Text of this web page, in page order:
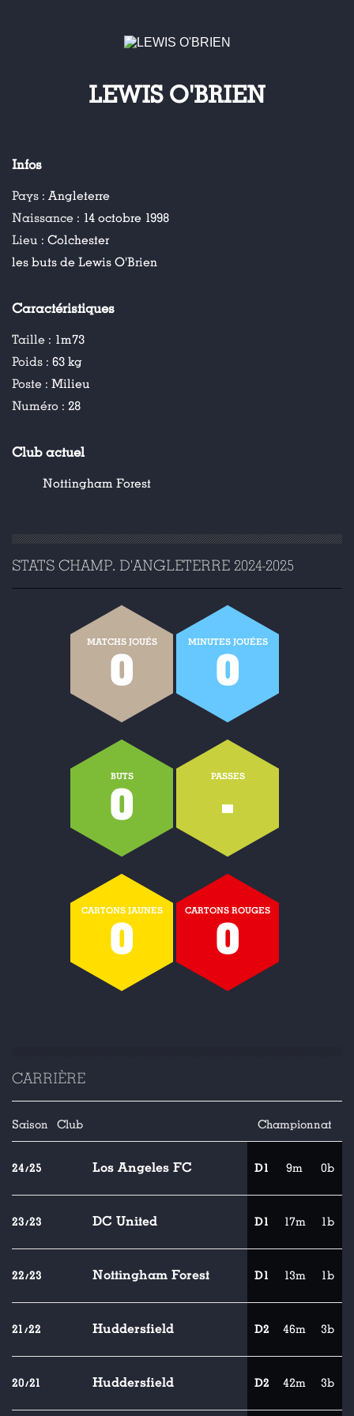
LEWIS O'BRIEN
Infos
Pays : Angleterre
Naissance : 14 octobre 1998
Lieu : Colchester
les buts de Lewis O'Brien
Caractéristiques
Taille : 1m73
Poids : 63 kg
Poste : Milieu
Numéro : 28
Club actuel
Nottingham Forest
STATS CHAMP. D'ANGLETERRE 2024-2025
MATCHS JOUÉS
0
MINUTES JOUÉES
0
BUTS
0
PASSES
-
CARTONS JAUNES
0
CARTONS ROUGES
0
CARRIÈRE
Saison Club Championnat
24/25 Los Angeles FC D1 9m 0b
23/23 DC United D1 17m 1b
22/23 Nottingham Forest D1 13m 1b
21/22 Huddersfield D2 46m 3b
20/21 Huddersfield D2 42m 3b